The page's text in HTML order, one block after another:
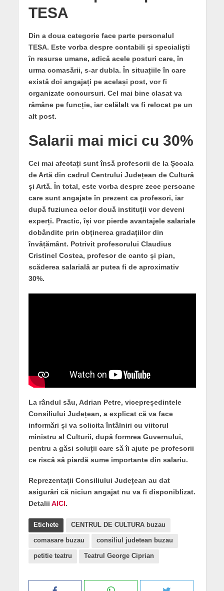
TESA
Din a doua categorie face parte personalul
TESA. Este vorba despre contabili și specialiști
în resurse umane, adică acele posturi care, în
urma comasării, s-ar dubla. În situațiile în care
există doi angajați pe același post, vor fi
organizate concursuri. Cel mai bine clasat va
rămâne pe funcție, iar celălalt va fi relocat pe un
alt post.
Salarii mai mici cu 30%
Cei mai afectați sunt însă profesorii de la Școala
de Artă din cadrul Centrului Județean de Cultură
și Artă. În total, este vorba despre zece persoane
care sunt angajate în prezent ca profesori, iar
după fuziunea celor două instituții vor deveni
experți. Practic, își vor pierde avantajele salariale
dobândite prin obținerea gradațiilor din
învățământ. Potrivit profesorului Claudius
Cristinel Costea, profesor de canto și pian,
scăderea salarială ar putea fi de aproximativ
30%.
La rândul său, Adrian Petre, vicepreședintele
Consiliului Județean, a explicat că va face
informări și va solicita întâlniri cu viitorul
ministru al Culturii, după formrea Guvernului,
pentru a găsi soluții care să îi ajute pe profesorii
ce riscă să piardă sume importante din salariu.
Reprezentații Consiliului Județean au dat
asigurări că niciun angajat nu va fi disponiblizat.
Detalii AICI.
Etichete CENTRUL DE CULTURA buzau
comasare buzau consiliul judetean buzau
petitie teatru Teatrul George Ciprian